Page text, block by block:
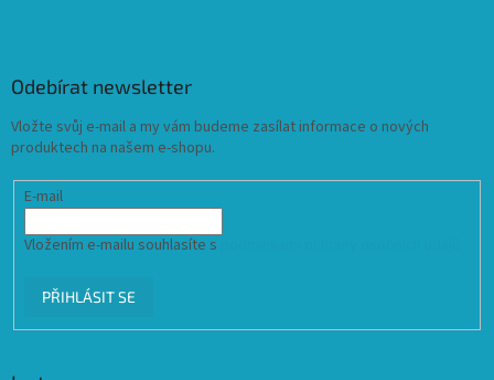
Odebírat newsletter
Vložte svůj e-mail a my vám budeme zasílat informace o nových
produktech na našem e-shopu.
E-mail
Vložením e-mailu souhlasíte s
PŘIHLÁSIT SE